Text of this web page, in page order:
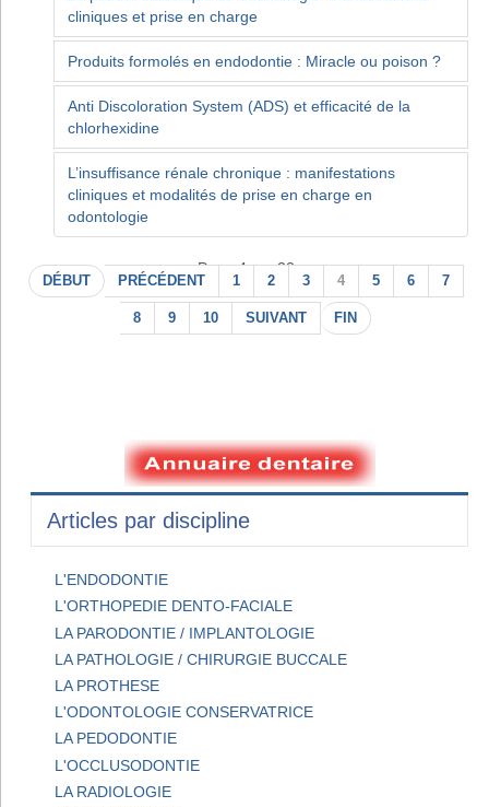
cliniques et prise en charge
Produits formolés en endodontie : Miracle ou poison ?
Anti Discoloration System (ADS) et efficacité de la
chlorhexidine
L’insuffisance rénale chronique : manifestations
cliniques et modalités de prise en charge en
odontologie
Page 4 sur 22
DÉBUT PRÉCÉDENT 1 2 3 4 5 6 7
8 9 10 SUIVANT FIN
Articles par discipline
L'ENDODONTIE
L'ORTHOPEDIE DENTO-FACIALE
LA PARODONTIE / IMPLANTOLOGIE
LA PATHOLOGIE / CHIRURGIE BUCCALE
LA PROTHESE
L'ODONTOLOGIE CONSERVATRICE
LA PEDODONTIE
L'OCCLUSODONTIE
LA RADIOLOGIE